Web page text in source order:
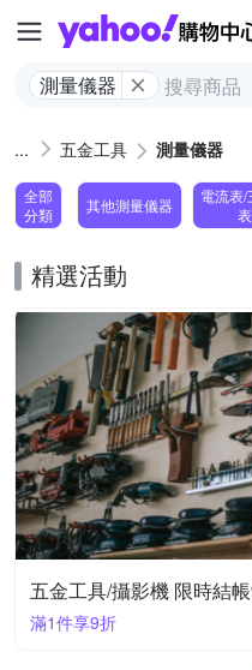
測量儀器
五金工具 測量儀器
全部
分類
其他測量儀器
電流表/
表
精選活動
五金工具/攝影機 限時結
滿1件享9折